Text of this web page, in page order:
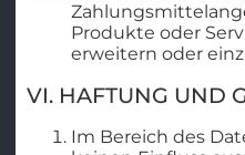
Produkte oder
erweitern oder
VI. HAFTUNG UND
Im Bereich des